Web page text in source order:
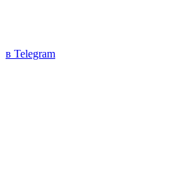
в Telegram